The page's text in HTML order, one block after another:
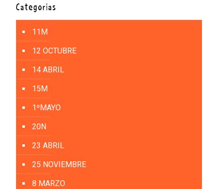
Categorías
11M
12 OCTUBRE
14 ABRIL
15M
1ºMAYO
20N
23 ABRIL
25 NOVIEMBRE
8 MARZO